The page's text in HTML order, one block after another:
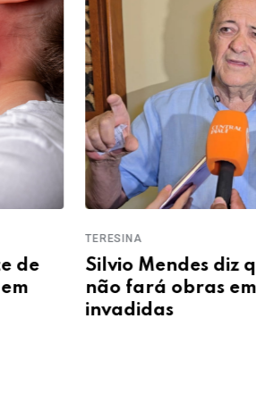
TERESINA
Silvio Mendes diz que
não fará obras em
invadidas